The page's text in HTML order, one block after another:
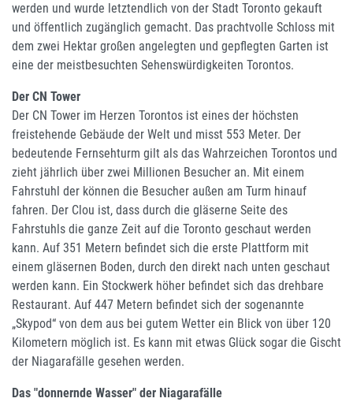
werden und wurde letztendlich von der Stadt Toronto gekauft
und öffentlich zugänglich gemacht. Das prachtvolle Schloss mit
dem zwei Hektar großen angelegten und gepflegten Garten ist
eine der meistbesuchten Sehenswürdigkeiten Torontos.
Der CN Tower
Der CN Tower im Herzen Torontos ist eines der höchsten
freistehende Gebäude der Welt und misst 553 Meter. Der
bedeutende Fernsehturm gilt als das Wahrzeichen Torontos und
zieht jährlich über zwei Millionen Besucher an. Mit einem
Fahrstuhl der können die Besucher außen am Turm hinauf
fahren. Der Clou ist, dass durch die gläserne Seite des
Fahrstuhls die ganze Zeit auf die Toronto geschaut werden
kann. Auf 351 Metern befindet sich die erste Plattform mit
einem gläsernen Boden, durch den direkt nach unten geschaut
werden kann. Ein Stockwerk höher befindet sich das drehbare
Restaurant. Auf 447 Metern befindet sich der sogenannte
„Skypod“ von dem aus bei gutem Wetter ein Blick von über 120
Kilometern möglich ist. Es kann mit etwas Glück sogar die Gischt
der Niagarafälle gesehen werden.
Das "donnernde Wasser" der Niagarafälle